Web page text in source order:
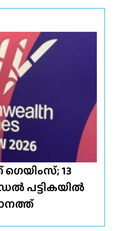
13
പട്ടികയിൽ